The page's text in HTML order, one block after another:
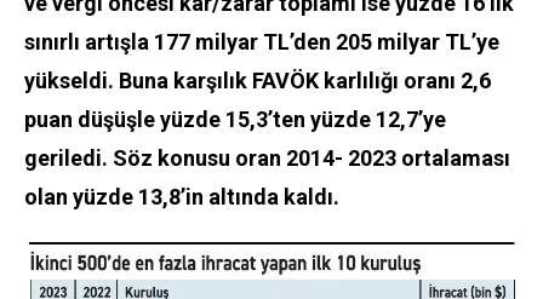
sınırlı artışla 177 milyar TL’den 205 milyar TL’ye
yükseldi. Buna karşılık FAVÖK karlılığı oranı 2,6
puan düşüşle yüzde 15,3’ten yüzde 12,7’ye
geriledi. Söz konusu oran 2014- 2023 ortalaması
olan yüzde 13,8’in altında kaldı.